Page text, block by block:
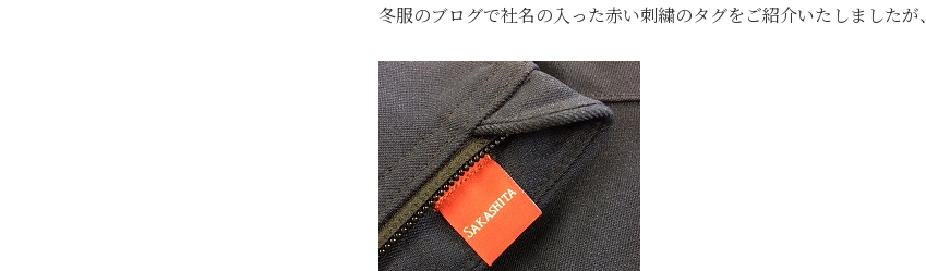
冬服のブログで社名の入った赤い刺繍のタグをご紹介いたしましたが、